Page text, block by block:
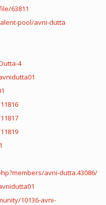
63811
pool/avni-dutta
4
avni-dutta.43086/
10136-avni-